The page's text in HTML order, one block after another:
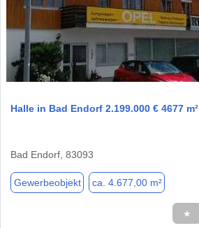
Halle in Bad Endorf 2.199.000 € 4677 m²
Bad Endorf, 83093
Gewerbeobjekt ca. 4.677,00 m²
★